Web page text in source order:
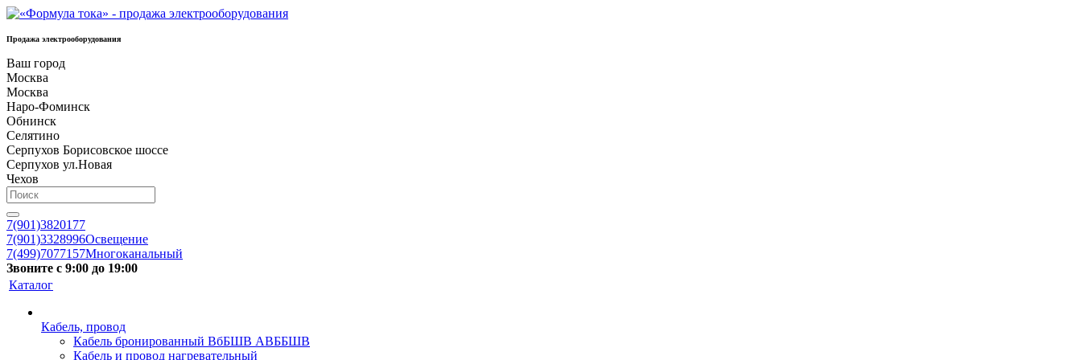
Продажа электрооборудования
Ваш город
Москва
Москва
Наро-Фоминск
Обнинск
Селятино
Серпухов Борисовское шоссе
Серпухов ул.Новая
Чехов
7(901)3820177
7(901)3328996Освещение
7(499)7077157Многоканальный
Звоните с 9:00 до 19:00
Каталог
Кабель, провод
Кабель бронированный ВбБШВ АВББШВ
Кабель и провод нагревательный